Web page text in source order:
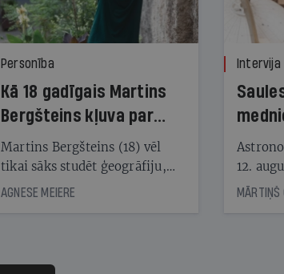
Personība
Kā 18 gadīgais Martins
Bergšteins kļuva par
laika ziņu seju?
Martins Bergšteins (18) vēl
tikai sāks studēt ģeogrāfiju,
bet viņa sacītajam jau uzticas
uzcītīga darba, mammas
AGNESE MEIERE
Intervija
12.
dosies
būs
MĀRTIŅŠ